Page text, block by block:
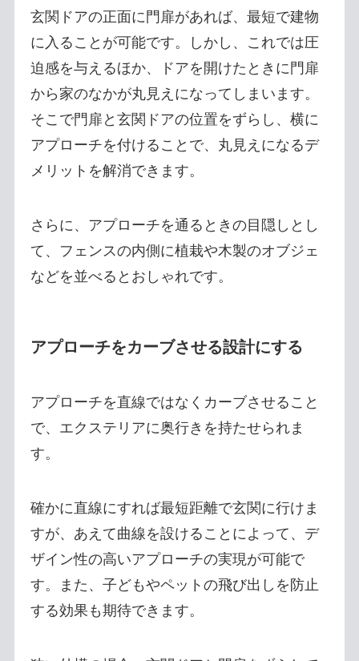
玄関ドアの正面に門扉があれば、最短で建物
に入ることが可能です。しかし、これでは圧
迫感を与えるほか、ドアを開けたときに門扉
から家のなかが丸見えになってしまいます。
そこで門扉と玄関ドアの位置をずらし、横に
アプローチを付けることで、丸見えになるデ
メリットを解消できます。
さらに、アプローチを通るときの目隠しとし
て、フェンスの内側に植栽や木製のオブジェ
などを並べるとおしゃれです。
アプローチをカーブさせる設計にする
アプローチを直線ではなくカーブさせること
で、エクステリアに奥行きを持たせられま
す。
確かに直線にすれば最短距離で玄関に行けま
すが、あえて曲線を設けることによって、デ
ザイン性の高いアプローチの実現が可能で
す。また、子どもやペットの飛び出しを防止
する効果も期待できます。